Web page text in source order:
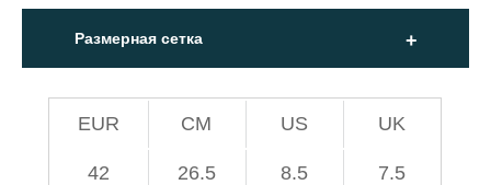
Размерная сетка
EUR СМ US UK
42 26.5 8.5 7.5